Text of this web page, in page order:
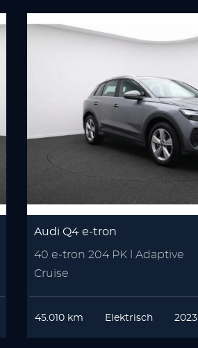
Audi Q4 e-tron
40 e-tron 204 PK l Adaptive
Cruise
45.010 km Elektrisch 2023